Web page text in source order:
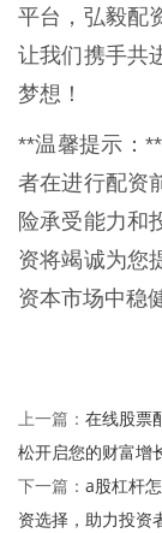
平台，弘毅配
让我们携手共
梦想！
**温馨提示：
者在进行配资
险承受能力和
资将竭诚为您
资本市场中稳
上一篇： 在线股票
松开启您的财富增
下一篇： a股杠杆
资选择，助力投资